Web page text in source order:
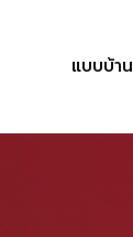
แบบบ้าน